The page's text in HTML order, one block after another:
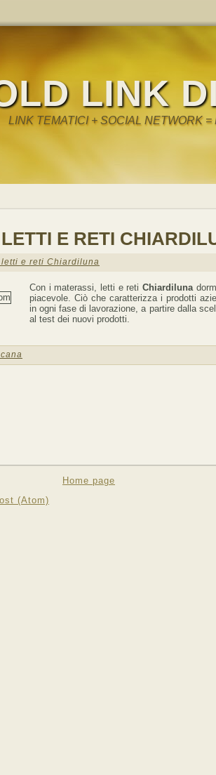
LINK
LINK TEMATICI + SOCIAL NETWORK
E RETI
e reti Chiardiluna
Con i materassi, letti e retiChiardiluna
piacevole. Ciò che caratterizza i prodotti
in ogni fase di lavorazione, a partire dalla
al test dei nuovi prodotti.
Home page
(Atom)